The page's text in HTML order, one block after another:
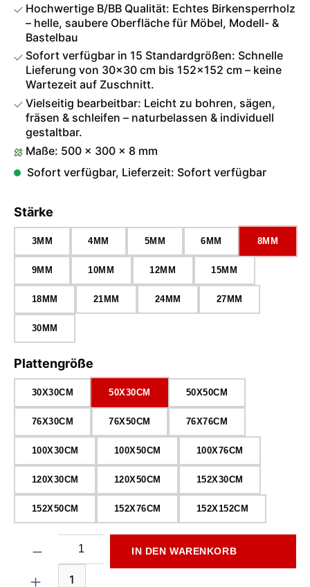
Hochwertige B/BB Qualität: Echtes Birkensperrholz
– helle, saubere Oberfläche für Möbel, Modell- &
Bastelbau
Sofort verfügbar in 15 Standardgrößen: Schnelle
Lieferung von 30×30 cm bis 152×152 cm – keine
Wartezeit auf Zuschnitt.
Vielseitig bearbeitbar: Leicht zu bohren, sägen,
fräsen & schleifen – naturbelassen & individuell
gestaltbar.
Maße: 500 × 300 × 8 mm
Sofort verfügbar, Lieferzeit: Sofort verfügbar
Stärke
3MM 4MM 5MM 6MM 8MM
9MM 10MM 12MM 15MM
18MM 21MM 24MM 27MM
30MM
Plattengröße
30X30CM 50X30CM 50X50CM
76X30CM 76X50CM 76X76CM
100X30CM 100X50CM 100X76CM
120X30CM 120X50CM 152X30CM
152X50CM 152X76CM 152X152CM
1
IN DEN WARENKORB